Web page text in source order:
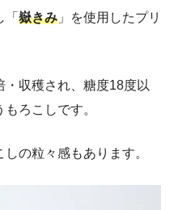
嶽きみ 」を使用したプリ
収穫され、糖度18度以
ろこしです。
の粒々感もあります。